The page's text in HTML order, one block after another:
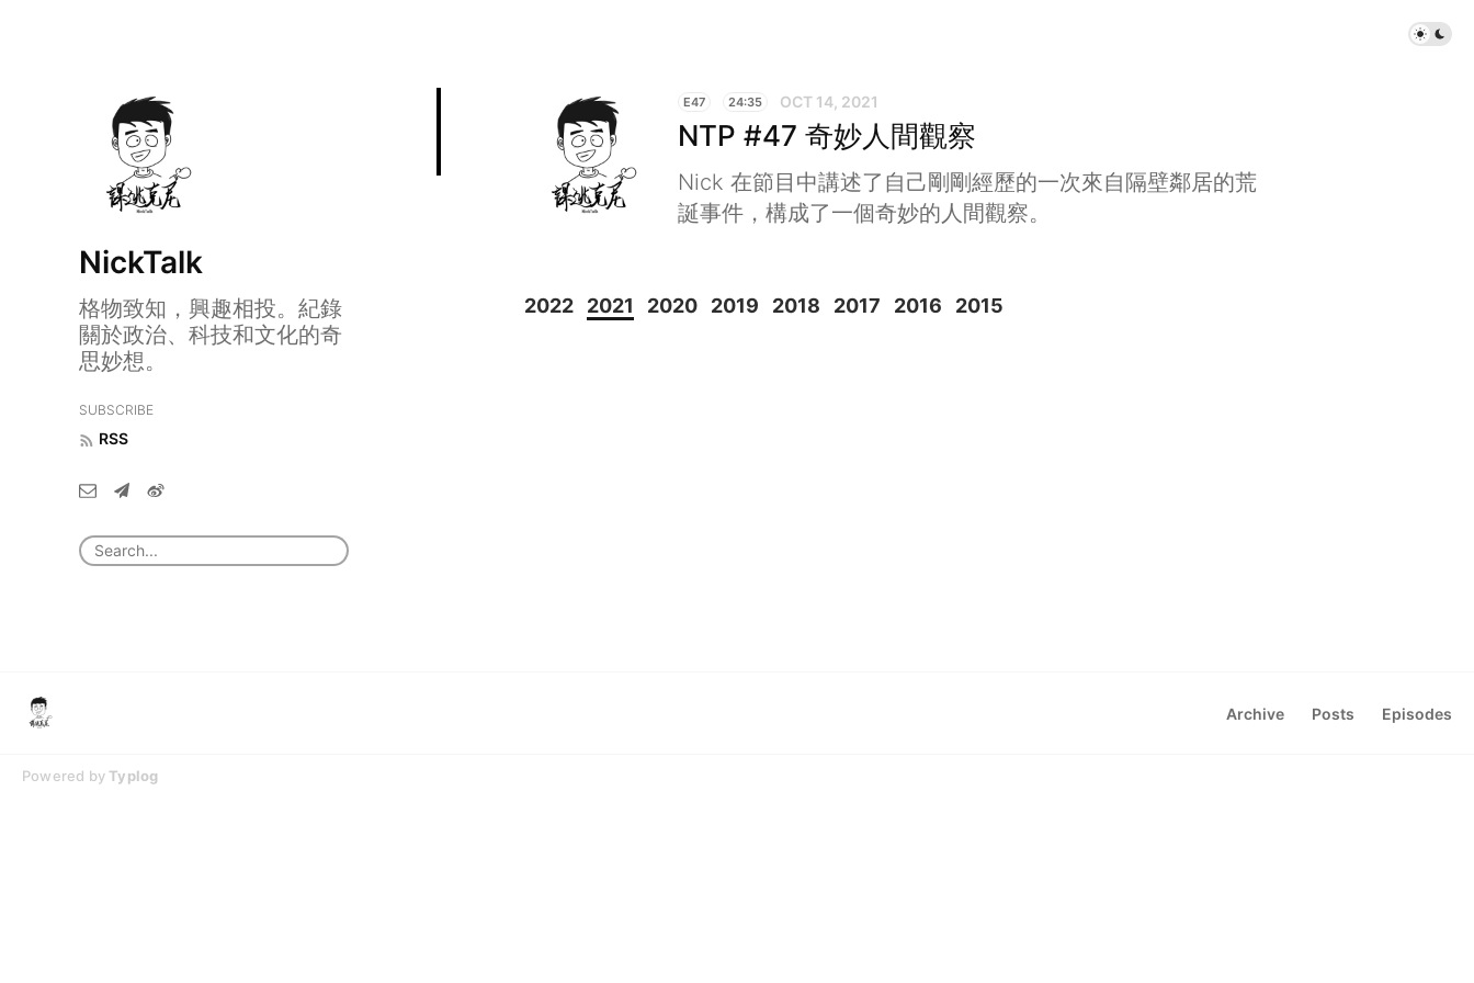
NickTalk
格物致知，興趣相投。紀錄
關於政治、科技和文化的奇
思妙想。
SUBSCRIBE
RSS
E47 24:35 OCT 14, 2021
NTP #47 奇妙人間觀察
Nick 在節目中講述了自己剛剛經歷的一次來自隔壁鄰居的荒
誕事件，構成了一個奇妙的人間觀察。
2022 2021 2020 2019 2018 2017 2016 2015
Archive Posts Episodes
Powered byTyplog